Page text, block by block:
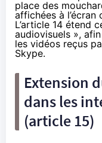
place des
affichées à
L’article 14 étend
audiovisuels »,
les vidéos reçus
Skype.
Extension
dans les
(article 15)